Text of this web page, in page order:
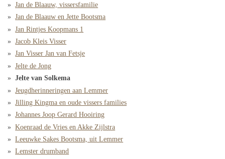
Jan de Blaauw, vissersfamilie
Jan de Blaauw en Jette Bootsma
Jan Rintjes Koopmans 1
Jacob Kleis Visser
Jan Visser Jan van Fetsje
Jelte de Jong
Jelte van Solkema
Jeugdherinneringen aan Lemmer
Jilling Kingma en oude vissers families
Johannes Joop Gerard Hooiring
Koenraad de Vries en Akke Zijlstra
Leeuwke Sakes Bootsma, uit Lemmer
Lemster drumband